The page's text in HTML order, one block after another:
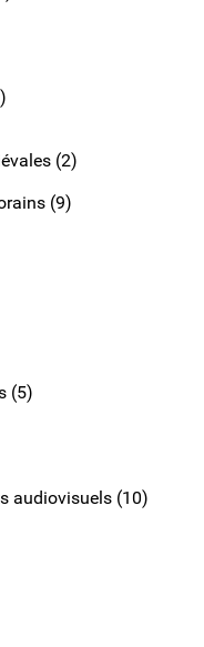
(2)
(9)
(5)
audiovisuels (10)